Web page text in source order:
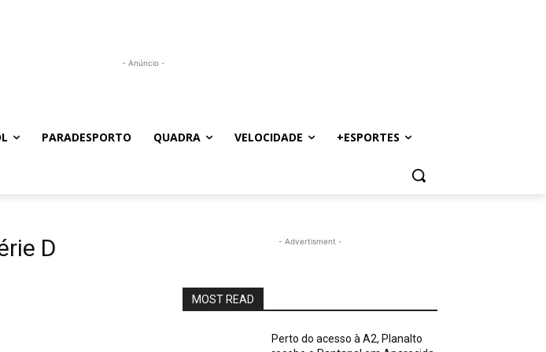
- Anúncio -
PARADESPORTO QUADRA VELOCIDADE +ESPORTES
D - Advertisment -
MOST READ
Perto do acesso à A2, Planalto